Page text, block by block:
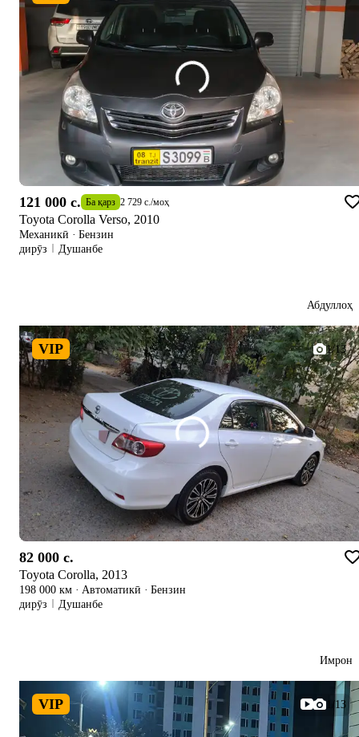
121 000 c. Ба қарз 2 729 c. /моҳ
Toyota Corolla Verso, 2010
Механикӣ · Бензин
дирӯз
Душанбе
Абдуллоҳ
VIP 1/13
82 000 c.
Toyota Corolla, 2013
198 000 км · Автоматикӣ · Бензин
дирӯз
Душанбе
Имрон
VIP 1/13